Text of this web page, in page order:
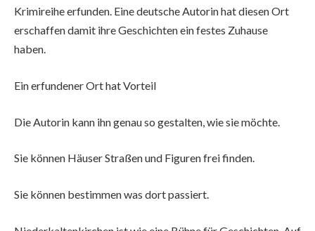
Krimireihe erfunden. Eine deutsche Autorin hat diesen Ort
erschaffen damit ihre Geschichten ein festes Zuhause
haben.
Ein erfundener Ort hat Vorteil
Die Autorin kann ihn genau so gestalten, wie sie möchte.
Sie können Häuser Straßen und Figuren frei finden.
Sie können bestimmen was dort passiert.